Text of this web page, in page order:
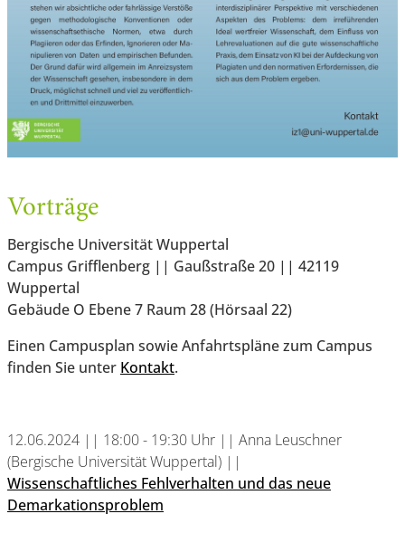
Vorträge
Bergische Universität Wuppertal
Campus Grifflenberg || Gaußstraße 20 || 42119
Wuppertal
Gebäude O Ebene 7 Raum 28 (Hörsaal 22)
Einen Campusplan sowie Anfahrtspläne zum Campus
finden Sie unter Kontakt.
12.06.2024 || 18:00 - 19:30 Uhr || Anna Leuschner
(Bergische Universität Wuppertal) ||
Wissenschaftliches Fehlverhalten und das neue
Demarkationsproblem